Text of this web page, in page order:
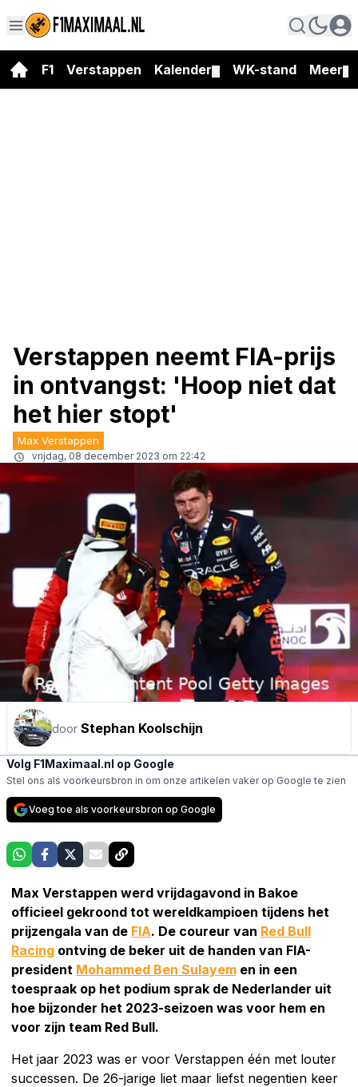
F1 Verstappen Kalender WK-stand Meer
Verstappen neemt FIA-prijs
in ontvangst: 'Hoop niet dat
het hier stopt'
Max Verstappen
vrijdag, 08 december 2023 om 22:42
door Stephan Koolschijn
Volg F1Maximaal.nl op Google
Stel ons als voorkeursbron in om onze artikelen vaker op Google te zien
Voeg toe als voorkeursbron op Google
Max Verstappen werd vrijdagavond in Bakoe
officieel gekroond tot wereldkampioen tijdens het
prijzengala van de FIA. De coureur van Red Bull
Racing ontving de beker uit de handen van FIA-
president Mohammed Ben Sulayem en in een
toespraak op het podium sprak de Nederlander uit
hoe bijzonder het 2023-seizoen was voor hem en
voor zijn team Red Bull.
Het jaar 2023 was er voor Verstappen één met louter
successen. De 26-jarige liet maar liefst negentien keer